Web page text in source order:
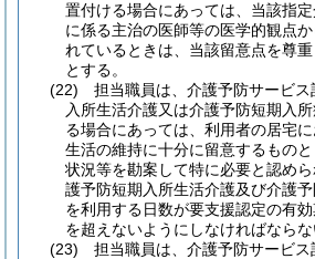
置付ける場合にあっては、当該指
に係る主治の医師等の医学的観点
れているときは、当該留意点を尊
とする。
(22)
担当職員は、介護予防サービ
入所生活介護又は介護予防短期入
る場合にあっては、利用者の居宅
生活の維持に十分に留意するもの
状況等を勘案して特に必要と認め
護予防短期入所生活介護及び介護
を利用する日数が要支援認定の有
を超えないようにしなければならな
(23)
担当職員は、介護予防サービ